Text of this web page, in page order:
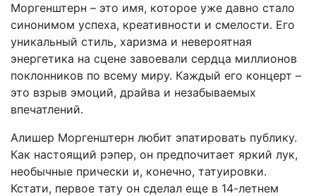
Моргенштерн – это имя, которое уже давно стало
синонимом успеха, креативности и смелости. Его
уникальный стиль, харизма и невероятная
энергетика на сцене завоевали сердца миллионов
поклонников по всему миру. Каждый его концерт –
это взрыв эмоций, драйва и незабываемых
впечатлений.
Алишер Моргенштерн любит эпатировать публику.
Как настоящий рэпер, он предпочитает яркий лук,
необычные прически и, конечно, татуировки.
Кстати, первое тату он сделал еще в 14-летнем